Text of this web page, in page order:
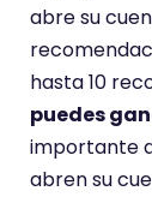
abre su
hasta 10
puedes
importante
abren su